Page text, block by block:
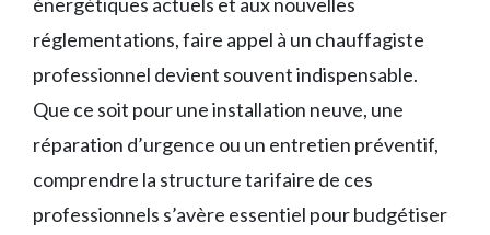
réglementations, faire appel à un chauffagiste
professionnel devient souvent indispensable.
Que ce soit pour une installation neuve, une
réparation d’urgence ou un entretien préventif,
comprendre la structure tarifaire de ces
professionnels s’avère essentiel pour budgétiser